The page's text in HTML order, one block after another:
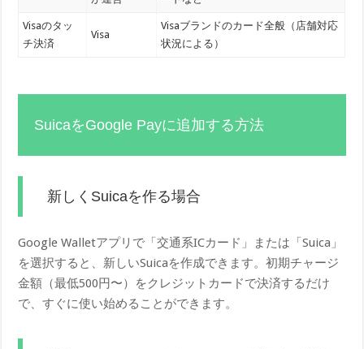
Visaのタッ
チ決済
Visa
Visaブランドのカード全般（店舗対応
状況による）
SuicaをGoogle Payに追加する方法
新しくSuicaを作る場合
Google Walletアプリで「交通系ICカード」または「Suica」
を選択すると、新しいSuicaを作成できます。初期チャージ
金額（最低500円〜）をクレジットカードで決済するだけ
で、すぐに使い始めることができます。